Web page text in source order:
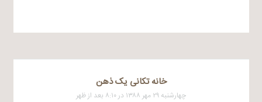
خانه تکانی یک ذهن
چهارشنبه ۲۹ مهر ۱۳۸۸ در ۸:۱۰ بعد از ظهر